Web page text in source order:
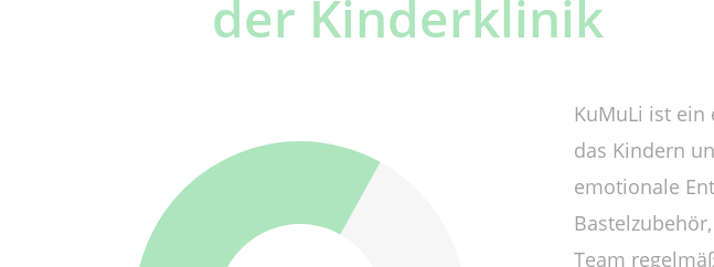
der Kinderklinik
KuMuLi ist
das Kindern
emotionale
Team